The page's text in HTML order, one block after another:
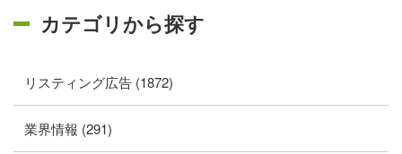
カテゴリから探す
リスティング広告 (1872)
業界情報 (291)